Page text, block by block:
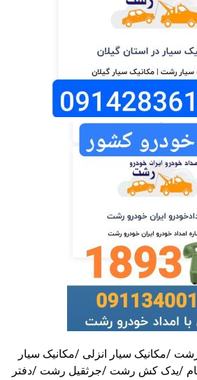
/مکانیک سیار انزلی /مکانیک سیار
/یدک کش رشت /جرثقیل رشت /دفتر